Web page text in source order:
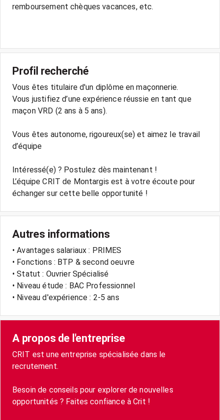
remboursement chèques vacances, etc.
Profil recherché
Vous êtes titulaire d'un diplôme en maçonnerie.
Vous justifiez d’une expérience réussie en tant que
maçon VRD (2 ans à 5 ans).
Vous êtes autonome, rigoureux(se) et aimez le travail
d’équipe
Intéressé(e) ? Postulez dès maintenant !
L’équipe CRIT de Montargis est à votre écoute pour
échanger sur cette belle opportunité !
Autres informations
• Avantages salariaux : PRIMES
• Fonctions : BTP & second oeuvre
• Statut : Ouvrier Spécialisé
• Niveau étude : BAC Professionnel
• Niveau d'expérience : 2-5 ans
A propos de l'entreprise
CRIT est une entreprise spécialisée dans le
recrutement.
Besoin de conseils pour explorer de nouvelles
opportunités ? Faites confiance à Crit !